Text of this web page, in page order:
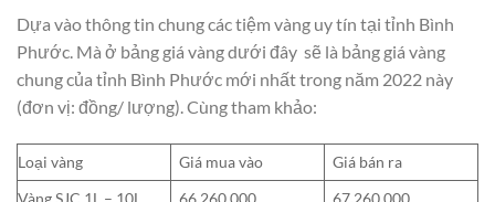
Dựa vào thông tin chung các tiệm vàng uy tín tại tỉnh Bình
Phước. Mà ở bảng giá vàng dưới đây sẽ là bảng giá vàng
chung của tỉnh Bình Phước mới nhất trong năm 2022 này
(đơn vị: đồng/ lượng). Cùng tham khảo:
Loại vàng Giá mua vào
Giá bán ra